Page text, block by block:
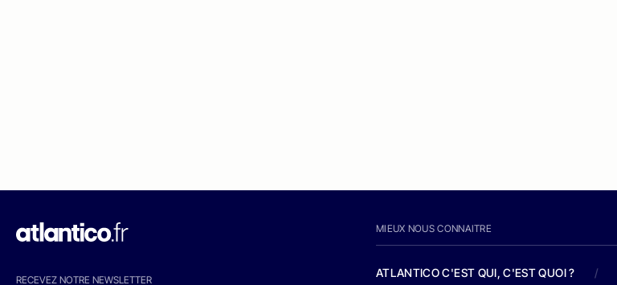
RECEVEZ NOTRE NEWSLETTER
MIEUX NOUS CONNAITRE
ATLANTICO C'EST QUI, C'EST QUOI ? /